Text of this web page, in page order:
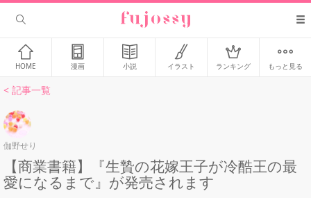
HOME 漫画 小説 イラスト ランキング もっと見る
< 記事一覧
伽野せり
【商業書籍】『生贄の花嫁王子が冷酷王の最
愛になるまで』が発売されます